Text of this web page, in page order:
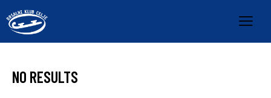
NO RESULTS